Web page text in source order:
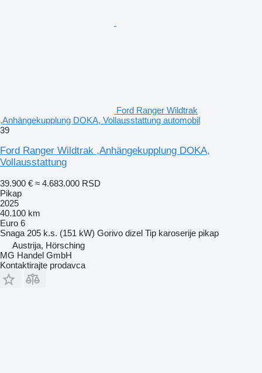
Ford Ranger Wildtrak
,Anhängekupplung DOKA, Vollausstattung automobil
39
Ford Ranger Wildtrak ,Anhängekupplung DOKA,
Vollausstattung
39.900 € ≈ 4.683.000 RSD
Pikap
2025
40.100 km
Euro 6
Snaga 205 k.s. (151 kW) Gorivo dizel Tip karoserije pikap
Austrija, Hörsching
MG Handel GmbH
Kontaktirajte prodavca